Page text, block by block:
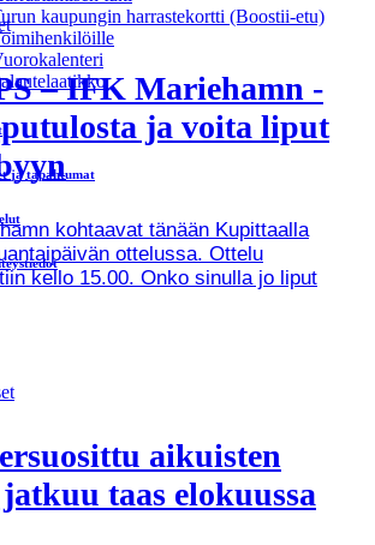
kaupungin harrastekortti (Boostii-etu)
ja tapahtumat
– IFK Mariehamn -
ja voita liput
kohtaavat tänään Kupittaalla
ottelussa. Ottelu
kello 15.00. Onko sinulla jo liput
aikuisten
taas elokuussa